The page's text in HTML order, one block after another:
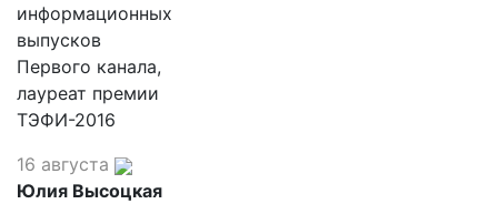
информационных
выпусков
Первого канала,
лауреат премии
ТЭФИ-2016
16 августа
Юлия Высоцкая